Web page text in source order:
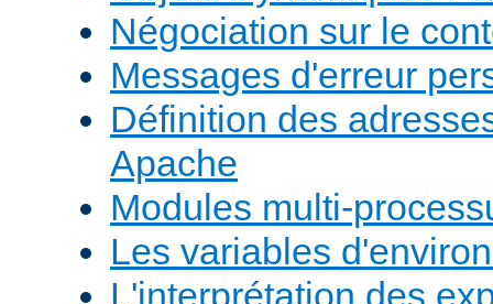
Négociation sur le
Messages d'erreur
Définition des
Apache
Modules multi-
Les variables
L'interprétation des